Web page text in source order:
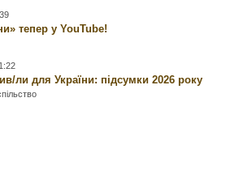
тепер у YouTube!
ли для України: підсумки 2026 року